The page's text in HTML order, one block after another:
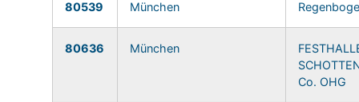
80539 München
80636 München
Co. OHG